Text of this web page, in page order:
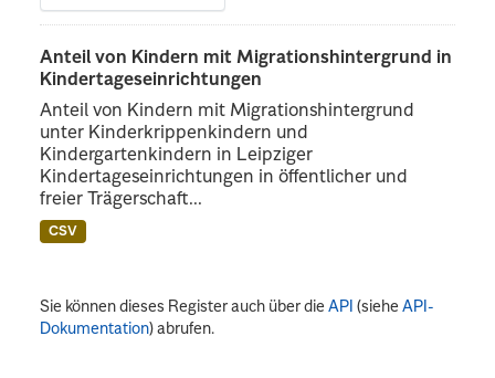
Anteil von Kindern mit Migrationshintergrund in
Kindertageseinrichtungen
Anteil von Kindern mit Migrationshintergrund
unter Kinderkrippenkindern und
Kindergartenkindern in Leipziger
Kindertageseinrichtungen in öffentlicher und
freier Trägerschaft...
CSV
Sie können dieses Register auch über dieAPI (sieheAPI-
Dokumentation) abrufen.